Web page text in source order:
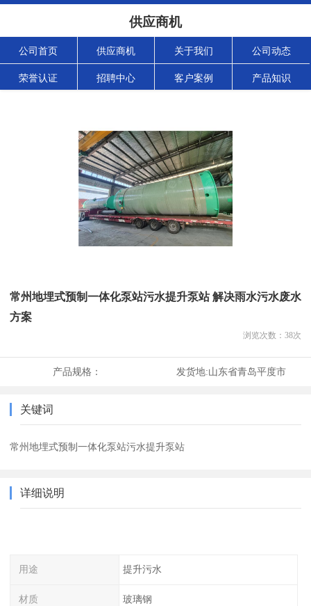
供应商机
公司首页 供应商机 关于我们 公司动态
荣誉认证 招聘中心 客户案例 产品知识
常州地埋式预制一体化泵站污水提升泵站 解决雨水污水废水
方案
浏览次数： 38次
产品规格： 发货地:山东省青岛平度市
关键词
常州地埋式预制一体化泵站污水提升泵站
详细说明
用途 提升污水
材质 玻璃钢